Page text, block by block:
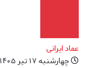
عماد ایرانی
چهارشنبه ۱۷ تیر ۱۴۰۵ ۱۲:۴۱